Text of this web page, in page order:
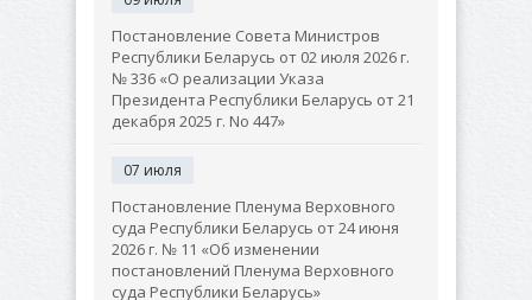
Постановление Совета Министров
Республики Беларусь от 02 июля 2026 г.
№ 336 «О реализации Указа
Президента Республики Беларусь от 21
декабря 2025 г. No 447»
07 июля
Постановление Пленума Верховного
суда Республики Беларусь от 24 июня
2026 г. № 11 «Об изменении
постановлений Пленума Верховного
суда Республики Беларусь»